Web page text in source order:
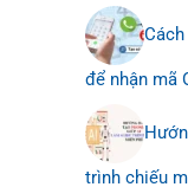
để nhận mã
trình chiếu